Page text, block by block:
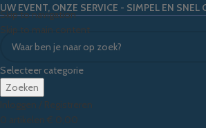
Skip to navigation
Skip to main content
UW EVENT, ONZE SERVICE - SIMPEL EN SNEL
Selecteer categorie
Zoeken
Inloggen / Registreren
0 artikelen € 0,00